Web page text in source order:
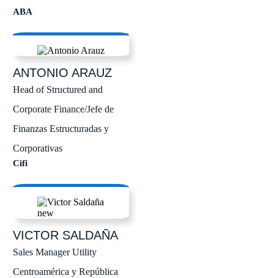
ABA
ANTONIO ARAUZ
Head of Structured and
Corporate Finance/Jefe de
Finanzas Estructuradas y
Corporativas
Cifi
VICTOR SALDAÑA
Sales Manager Utility
Centroamérica y República